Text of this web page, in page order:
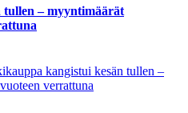
– myyntimäärät
kangistui kesän tullen –
verrattuna